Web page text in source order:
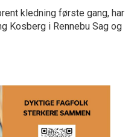
kledning første gang, har
Kosberg i Rennebu Sag og